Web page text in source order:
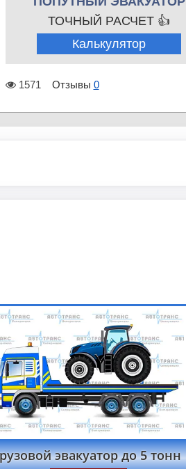
ТОЧНЫЙ РАСЧЕТ 👍
Калькулятор
1571 Отзывы 0
эвакуатор до 5 тонн